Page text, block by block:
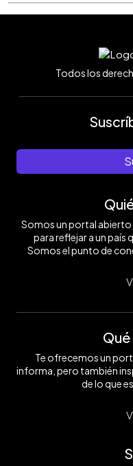
Todos los
Somos un portal
para reflejar a un país
Somos el punto de
Te ofrecemos un
informa, pero también
de lo que